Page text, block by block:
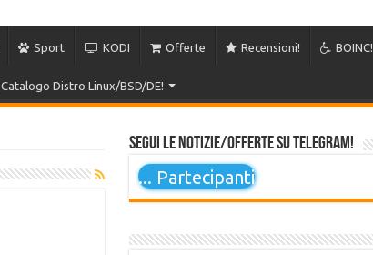
Sport KODI Offerte Recensioni! BOINC!
Catalogo Distro Linux/BSD/DE!
Segui le notizie/offerte su Telegram!
... Partecipanti